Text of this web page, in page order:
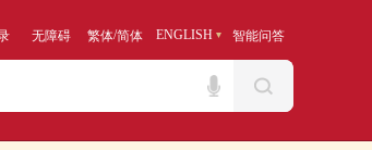
无障碍 繁体/简体 ENGLISH 智能问答